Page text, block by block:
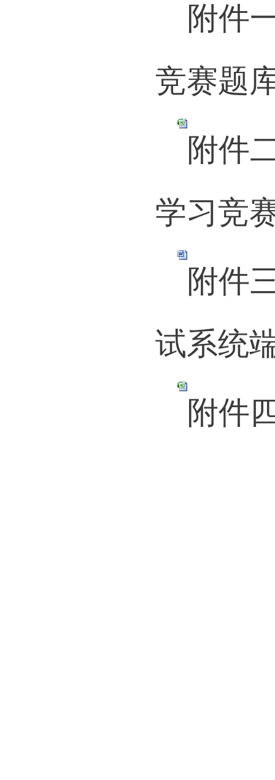
附件
竞赛题
附件
学习竞
附件
试系统
附件